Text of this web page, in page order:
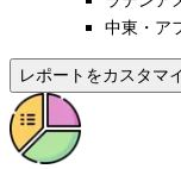
中東・ア
レポートをカスタマ